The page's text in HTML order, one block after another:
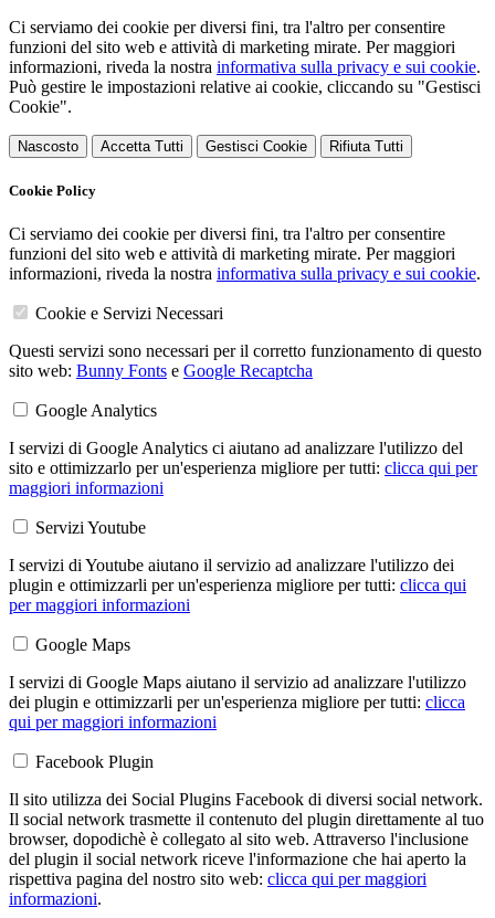
Ci serviamo dei cookie per diversi fini, tra l'altro per consentire
funzioni del sito web e attività di marketing mirate. Per maggiori
informazioni, riveda la nostra informativa sulla privacy e sui cookie.
Può gestire le impostazioni relative ai cookie, cliccando su "Gestisci
Cookie".
Nascosto Accetta Tutti Gestisci Cookie Rifiuta Tutti
Cookie Policy
Ci serviamo dei cookie per diversi fini, tra l'altro per consentire
funzioni del sito web e attività di marketing mirate. Per maggiori
informazioni, riveda la nostra informativa sulla privacy e sui cookie.
Cookie e Servizi Necessari
Questi servizi sono necessari per il corretto funzionamento di questo
sito web: Bunny Fonts e Google Recaptcha
Google Analytics
I servizi di Google Analytics ci aiutano ad analizzare l'utilizzo del
sito e ottimizzarlo per un'esperienza migliore per tutti: clicca qui per
maggiori informazioni
Servizi Youtube
I servizi di Youtube aiutano il servizio ad analizzare l'utilizzo dei
plugin e ottimizzarli per un'esperienza migliore per tutti: clicca qui
per maggiori informazioni
Google Maps
I servizi di Google Maps aiutano il servizio ad analizzare l'utilizzo
dei plugin e ottimizzarli per un'esperienza migliore per tutti: clicca
qui per maggiori informazioni
Facebook Plugin
Il sito utilizza dei Social Plugins Facebook di diversi social network.
Il social network trasmette il contenuto del plugin direttamente al tuo
browser, dopodichè è collegato al sito web. Attraverso l'inclusione
del plugin il social network riceve l'informazione che hai aperto la
rispettiva pagina del nostro sito web: clicca qui per maggiori
informazioni.